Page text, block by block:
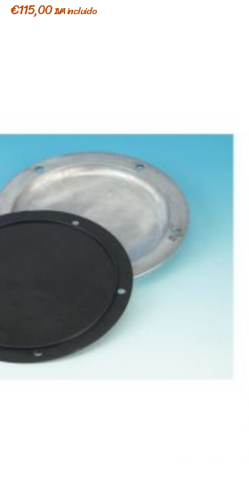
€115,00IVA incluido